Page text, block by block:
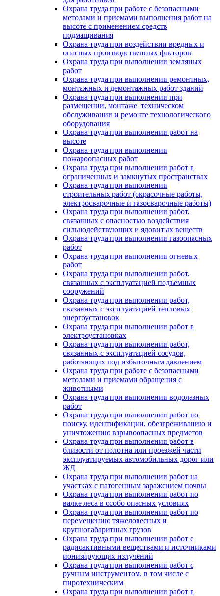
Охрана труда при работе с безопасными
методами и приемами выполнения работ на
высоте с применением средств
подмащивания
Охрана труда при воздействии вредных и
опасных производственных факторов
Охрана труда при выполнении земляных
работ
Охрана труда при выполнении ремонтных,
монтажных и демонтажных работ зданий
Охрана труда при выполнении при
размещении, монтаже, техническом
обслуживании и ремонте технологического
оборудования
Охрана труда при выполнении работ на
высоте
Охрана труда при выполнении
пожароопасных работ
Охрана труда при выполнении работ в
ограниченных и замкнутых пространствах
Охрана труда при выполнении
строительных работ (окрасочные работы,
электросварочные и газосварочные работы)
Охрана труда при выполнении работ,
связанных с опасностью воздействия
сильнодействующих и ядовитых веществ
Охрана труда при выполнении газоопасных
работ
Охрана труда при выполнении огневых
работ
Охрана труда при выполнении работ,
связанных с эксплуатацией подъемных
сооружений
Охрана труда при выполнении работ,
связанных с эксплуатацией тепловых
энергоустановок
Охрана труда при выполнении работ в
электроустановках
Охрана труда при выполнении работ,
связанных с эксплуатацией сосудов,
работающих под избыточным давлением
Охрана труда при работе с безопасными
методами и приемами обращения с
животными
Охрана труда при выполнении водолазных
работ
Охрана труда при выполнении работ по
поиску, идентификации, обезвреживанию и
уничтожению взрывоопасных предметов
Охрана труда при выполнении работ в
близости от полотна или проезжей части
эксплуатируемых автомобильных дорог или
ЖД
Охрана труда при выполнении работ на
участках с патогенным заражением почвы
Охрана труда при выполнении работ по
валке леса в особо опасных условиях
Охрана труда при выполнении работ по
перемещению тяжеловесных и
крупногабаритных грузов
Охрана труда при выполнении работ с
радиоактивными веществами и источниками
ионизирующих излучений
Охрана труда при выполнении работ с
ручным инструментом, в том числе с
пиротехническим
Охрана труда при выполнении работ в